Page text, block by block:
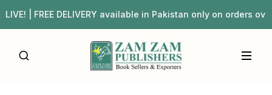
| FREE DELIVERY available in Pakistan only on orders